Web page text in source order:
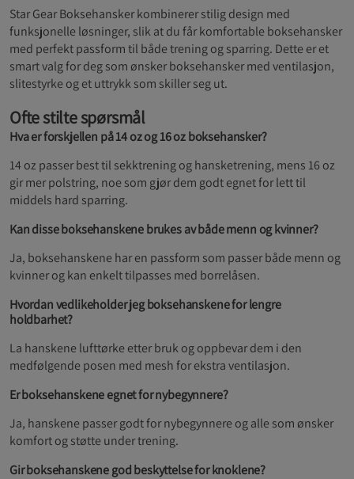
Star Gear Boksehansker kombinerer stilig design med
funksjonelle løsninger, slik at du får komfortable boksehansker
med perfekt passform til både trening og sparring. Dette er et
smart valg for deg som ønsker boksehansker med ventilasjon,
slitestyrke og et uttrykk som skiller seg ut.
Ofte stilte spørsmål
Hva er forskjellen på 14 oz og 16 oz boksehansker?
14 oz passer best til sekktrening og hansketrening, mens 16 oz
gir mer polstring, noe som gjør dem godt egnet for lett til
middels hard sparring.
Kan disse boksehanskene brukes av både menn og kvinner?
Ja, boksehanskene har en passform som passer både menn og
kvinner og kan enkelt tilpasses med borrelåsen.
Hvordan vedlikeholder jeg boksehanskene for lengre
holdbarhet?
La hanskene lufttørke etter bruk og oppbevar dem i den
medfølgende posen med mesh for ekstra ventilasjon.
Er boksehanskene egnet for nybegynnere?
Ja, hanskene passer godt for nybegynnere og alle som ønsker
komfort og støtte under trening.
Gir boksehanskene god beskyttelse for knoklene?